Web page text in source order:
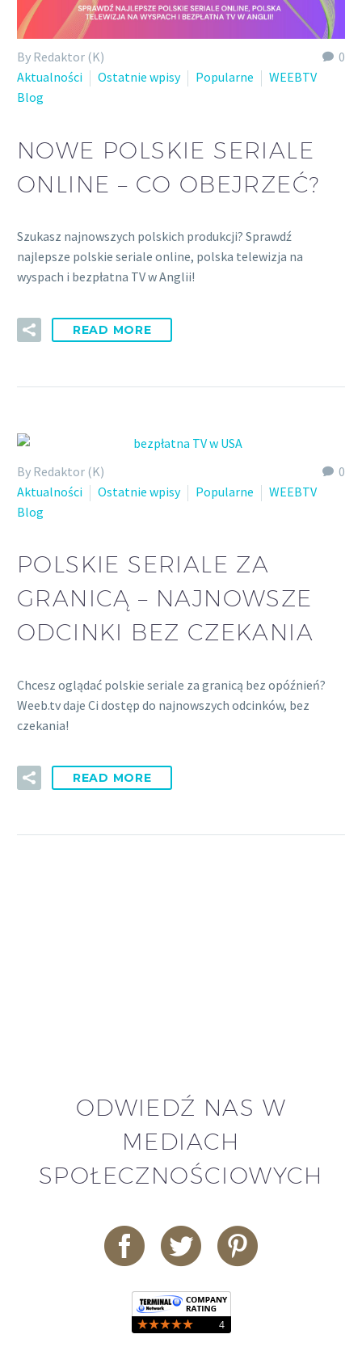
0
By Redaktor (K)
Aktualności
Ostatnie wpisy Popularne
WEEBTV
Blog
NOWE POLSKIE SERIALE
ONLINE – CO OBEJRZEĆ?
Szukasz najnowszych polskich produkcji? Sprawdź
najlepsze polskie seriale online, polska telewizja na
wyspach i bezpłatna TV w Anglii!
READ MORE
0
By Redaktor (K)
Aktualności
Ostatnie wpisy Popularne
WEEBTV
Blog
POLSKIE SERIALE ZA
GRANICĄ – NAJNOWSZE
ODCINKI BEZ CZEKANIA
Chcesz oglądać polskie seriale za granicą bez opóźnień?
Weeb.tv daje Ci dostęp do najnowszych odcinków, bez
czekania!
READ MORE
ODWIEDŹ NAS W
MEDIACH
SPOŁECZNOŚCIOWYCH